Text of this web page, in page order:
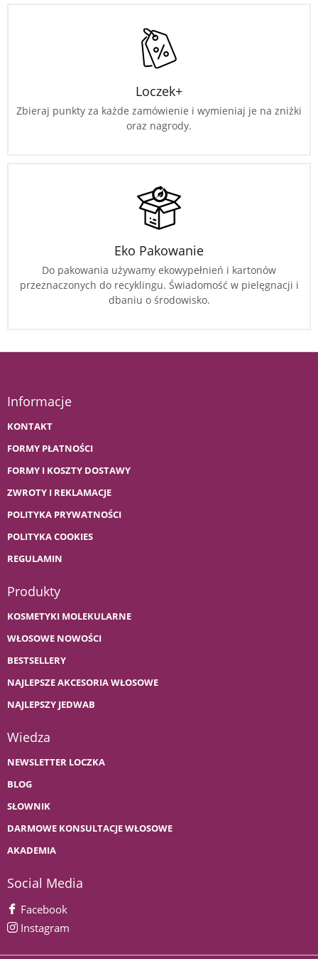
Loczek+
Zbieraj punkty za każde zamówienie i wymieniaj je na zniżki
oraz nagrody.
Eko Pakowanie
Do pakowania używamy ekowypełnień i kartonów
przeznaczonych do recyklingu. Świadomość w pielęgnacji i
dbaniu o środowisko.
Informacje
KONTAKT
FORMY PŁATNOŚCI
FORMY I KOSZTY DOSTAWY
ZWROTY I REKLAMACJE
POLITYKA PRYWATNOŚCI
POLITYKA COOKIES
REGULAMIN
Produkty
KOSMETYKI MOLEKULARNE
WŁOSOWE NOWOŚCI
BESTSELLERY
NAJLEPSZE AKCESORIA WŁOSOWE
NAJLEPSZY JEDWAB
Wiedza
NEWSLETTER LOCZKA
BLOG
SŁOWNIK
DARMOWE KONSULTACJE WŁOSOWE
AKADEMIA
Social Media
Facebook
Instagram